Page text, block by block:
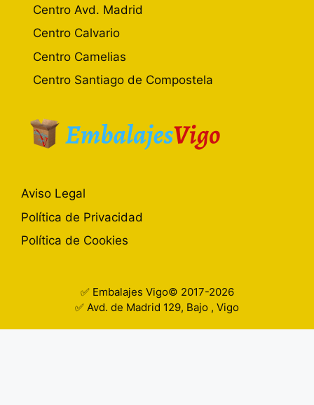
Centro Avd. Madrid
Centro Calvario
Centro Camelias
Centro Santiago de Compostela
Aviso Legal
Política de Privacidad
Política de Cookies
✅ Embalajes Vigo© 2017-2026
✅ Avd. de Madrid 129, Bajo , Vigo